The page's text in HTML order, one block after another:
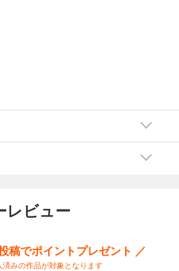
レビュー
稿でポイントプレゼント ／
済みの作品が対象となります